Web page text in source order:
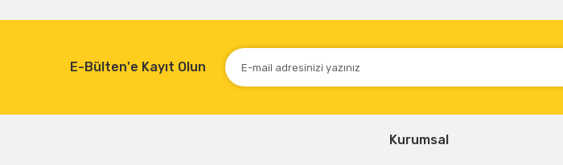
E-Bülten'e Kayıt Olun
Kurumsal